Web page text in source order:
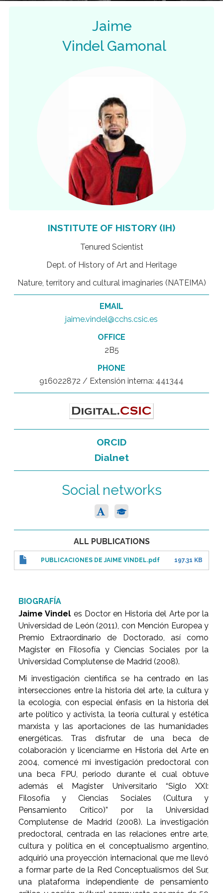
Jaime
Vindel Gamonal
INSTITUTE OF HISTORY (IH)
Tenured Scientist
Dept. of History of Art and Heritage
Nature, territory and cultural imaginaries (NATEIMA)
EMAIL
jaime.vindel@cchs.csic.es
OFFICE
2B5
PHONE
916022872 / Extensión interna: 441344
ORCID
Dialnet
Social networks
ALL PUBLICATIONS
PUBLICACIONES DE JAIME VINDEL.pdf 197.31 KB
BIOGRAFÍA
Jaime Vindel es Doctor en Historia del Arte por la
Universidad de León (2011), con Mención Europea y
Premio Extraordinario de Doctorado, así como
Magister en Filosofía y Ciencias Sociales por la
Universidad Complutense de Madrid (2008).
Mi investigación científica se ha centrado en las
intersecciones entre la historia del arte, la cultura y
la ecología, con especial énfasis en la historia del
arte político y activista, la teoría cultural y estética
marxista y las aportaciones de las humanidades
energéticas. Tras disfrutar de una beca de
colaboración y licenciarme en Historia del Arte en
2004, comencé mi investigación predoctoral con
una beca FPU, periodo durante el cual obtuve
además el Magister Universitario “Siglo XXI:
Filosofía y Ciencias Sociales (Cultura y
Pensamiento Crítico)” por la Universidad
Complutense de Madrid (2008). La investigación
predoctoral, centrada en las relaciones entre arte,
cultura y política en el conceptualismo argentino,
adquirió una proyección internacional que me llevó
a formar parte de la Red Conceptualismos del Sur,
una plataforma independiente de pensamiento